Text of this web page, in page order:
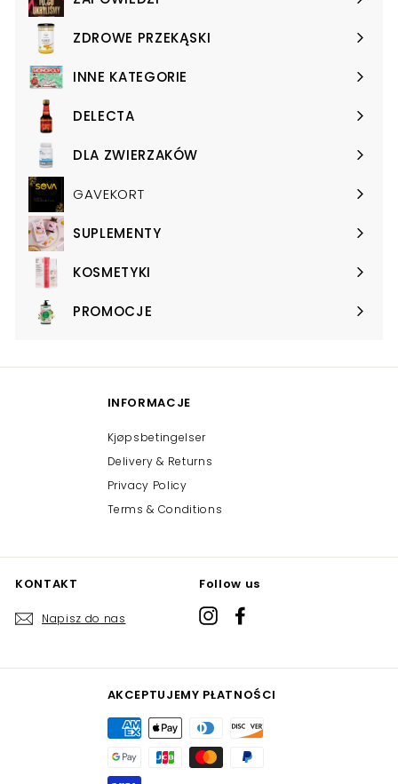
Expand
submenuZDROWE PRZEKĄSKI
Expand
submenuINNE KATEGORIE
Expand
submenuDELECTA
Expand
submenuDLA ZWIERZAKÓW
Expand
submenuGAVEKORT
SUPLEMENTY
Expand
submenuKOSMETYKI
Expand
submenuPROMOCJE
Expand
INFORMACJE
Kjøpsbetingelser
Delivery & Returns
Privacy Policy
Terms & Conditions
KONTAKT
Napisz do nas
Follow us
Instagram
AKCEPTUJEMY PŁATNOŚCI